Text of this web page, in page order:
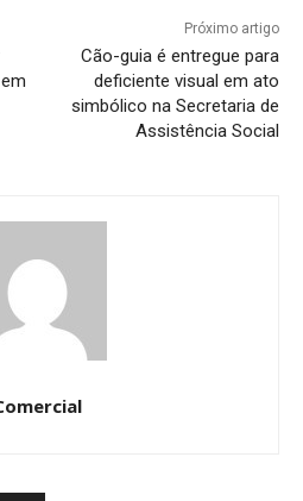
Próximo artigo
Cão-guia é entregue para
deficiente visual em ato
simbólico na Secretaria de
Assistência Social